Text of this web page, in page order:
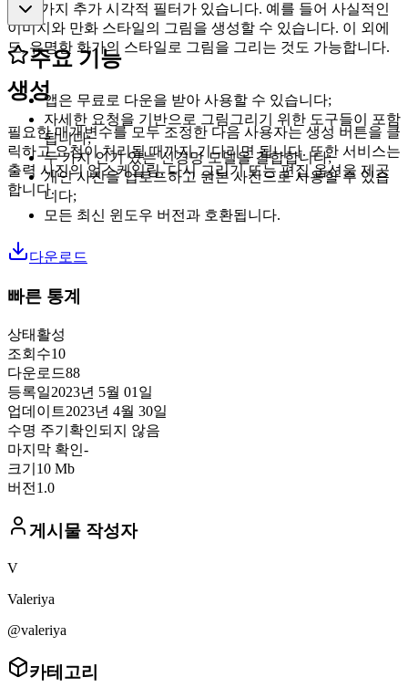
여러 가지 추가 시각적 필터가 있습니다. 예를 들어 사실적인
이미지와 만화 스타일의 그림을 생성할 수 있습니다. 이 외에
도, 유명한 화가의 스타일로 그림을 그리는 것도 가능합니다.
생성
필요한 매개변수를 모두 조정한 다음 사용자는 생성 버튼을 클
릭하고 요청이 처리될 때까지 기다리면 됩니다. 또한 서비스는
출력 사진의 업스케일링, 다시 그리기 또는 편집 옵션을 제공
합니다.
주요 기능
앱은 무료로 다운을 받아 사용할 수 있습니다;
자세한 요청을 기반으로 그림그리기 위한 도구들이 포함
됩니다;
두 가지 인기 있는 신경망 모델을 결합합니다;
개인 사진을 업로드하고 원본 사진으로 사용할 수 있습
니다;
모든 최신 윈도우 버전과 호환됩니다.
다운로드
빠른 통계
상태 활성
조회수10
다운로드88
등록일2023년 5월 01일
업데이트2023년 4월 30일
수명 주기 확인되지 않음
마지막 확인-
크기 10 Mb
버전 1.0
게시물 작성자
V
Valeriya
@valeriya
카테고리